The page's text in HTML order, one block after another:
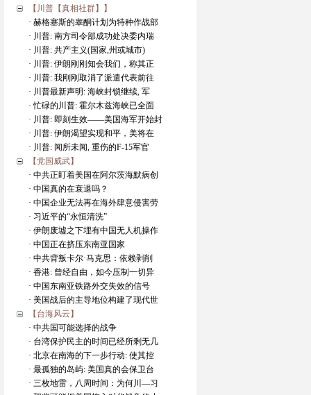
【川普【真相社群】】
· 赫格塞斯的睾酮计划为特种作战部
· 川普: 南方司令部成功处决委内瑞
· 川普: 共产主义(国家,州或城市)
· 川普: 伊朗刚刚知会我们，称其正
· 川普: 我刚刚取消了派遣代表前往
· 川普最新声明: 海峡封锁继续, 军
· 忙碌的川普: 霍尔木兹海峡已全面
· 川普: 即刻生效——美国海军开始封
· 川普: 伊朗渴望实现和平，美将在
· 川普: 闻所未闻, 重伤的F-15军官
【党国威武】
· 中共正盯着美国在阿尔茨海默病创
· 中国真的在衰退吗？
· 中国企业无法再在海外肆意侵害劳
· 习近平的“永恒清洗”
· 伊朗废墟之下埋有中国无人机操作
· 中国正在挤压东南亚国家
· 中共背叛卡尔·马克思：依赖剥削
· 香港: 曾经自由，如今压制一切异
· 中国东南亚铁路外交失效的信号
· 美国战后的主导地位构建了现代世
【台海风云】
· 中共国可能选择的战争
· 台湾保护民主的时间已经所剩无几
· 北京在南海的下一步行动: 使其控
· 最孤独的岛屿: 美国真的会保卫台
· 三枚地雷，八周时间：为何川—习